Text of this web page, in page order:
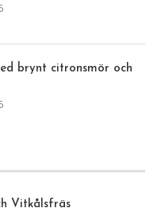
brynt citronsmör och
Vitkålsfräs